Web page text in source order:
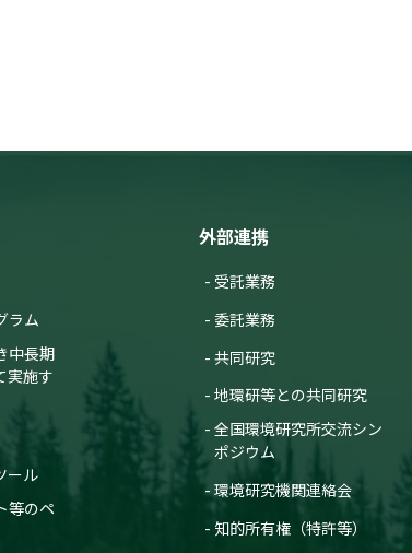
ラム
中長期
実施す
ール
等のペ
外部連携
受託業務
委託業務
共同研究
地環研等との共同研究
全国環境研究所交流シン
ポジウム
環境研究機関連絡会
知的所有権（特許等）